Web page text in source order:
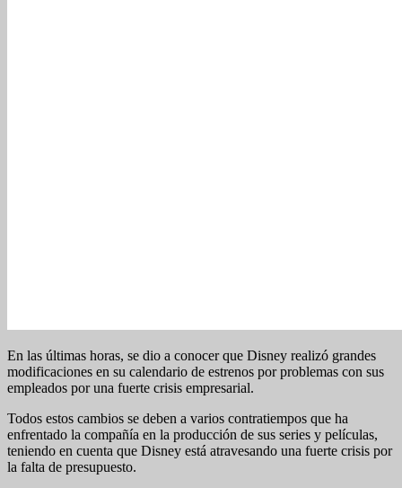
En las últimas horas, se dio a conocer que Disney realizó grandes
modificaciones en su calendario de estrenos por problemas con sus
empleados por una fuerte crisis empresarial.
Todos estos cambios se deben a varios contratiempos que ha
enfrentado la compañía en la producción de sus series y películas,
teniendo en cuenta que Disney está atravesando una fuerte crisis por
la falta de presupuesto.